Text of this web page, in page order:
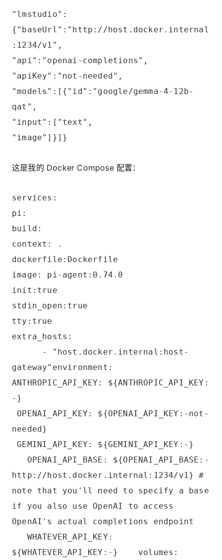
"lmstudio":
{"baseUrl":"http://host.docker.internal
:1234/v1",
"api":"openai-completions",
"apiKey":"not-needed",
"models":[{"id":"google/gemma-4-12b-
qat",
"input":["text",
"image"]}]}
这是我的 Docker Compose 配置：
services:
pi:
build:
context: .
dockerfile:Dockerfile
image: pi-agent:0.74.0
init:true
stdin_open:true
tty:true
extra_hosts:
- "host.docker.internal:host-
gateway"environment:
ANTHROPIC_API_KEY: ${ANTHROPIC_API_KEY:
-}
OPENAI_API_KEY: ${OPENAI_API_KEY:-not-
needed}
GEMINI_API_KEY: ${GEMINI_API_KEY:-}
OPENAI_API_BASE: ${OPENAI_API_BASE:-
http://host.docker.internal:1234/v1} #
note that you'll need to specify a base
if you also use OpenAI to access
OpenAI's actual completions endpoint
WHATEVER_API_KEY:
${WHATEVER_API_KEY:-} volumes: